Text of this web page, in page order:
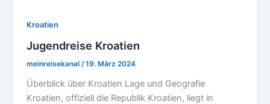
Kroatien
Jugendreise Kroatien
meinreisekanal/19. März 2024
Überblick über Kroatien Lage und Geografie
Kroatien, offiziell die Republik Kroatien, liegt in